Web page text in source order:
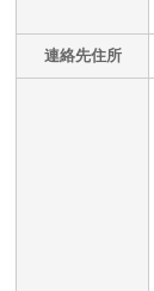
連絡先住所